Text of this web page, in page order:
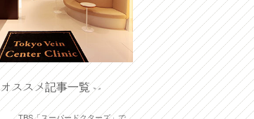
オススメ記事一覧